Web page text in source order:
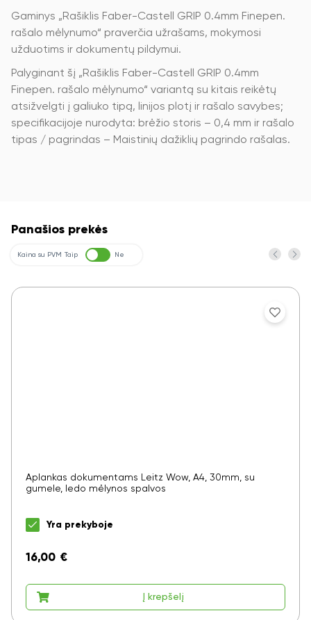
Gaminys „Rašiklis Faber-Castell GRIP 0.4mm Finepen.
rašalo mėlynumo“ praverčia užrašams, mokymosi
užduotims ir dokumentų pildymui.
Palyginant šį „Rašiklis Faber-Castell GRIP 0.4mm
Finepen. rašalo mėlynumo“ variantą su kitais reikėtų
atsižvelgti į galiuko tipą, linijos plotį ir rašalo savybes;
specifikacijoje nurodyta: brėžio storis – 0,4 mm ir rašalo
tipas / pagrindas – Maistinių dažiklių pagrindo rašalas.
Panašios prekės
Kaina su PVM Taip Ne
Aplankas dokumentams Leitz Wow, A4, 30mm, su
gumele, ledo mėlynos spalvos
Yra prekyboje
16,00 €
Į krepšelį